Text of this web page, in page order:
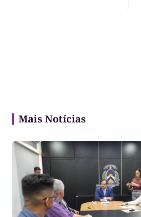
Mais Notícias